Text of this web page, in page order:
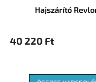
Hajszárító
40 220 Ft